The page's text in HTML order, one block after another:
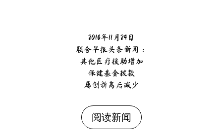
2016年11月24日
联合早报头条新闻：
其他医疗援助增加
保健基金拨款
屡创新高后减少
阅读新闻